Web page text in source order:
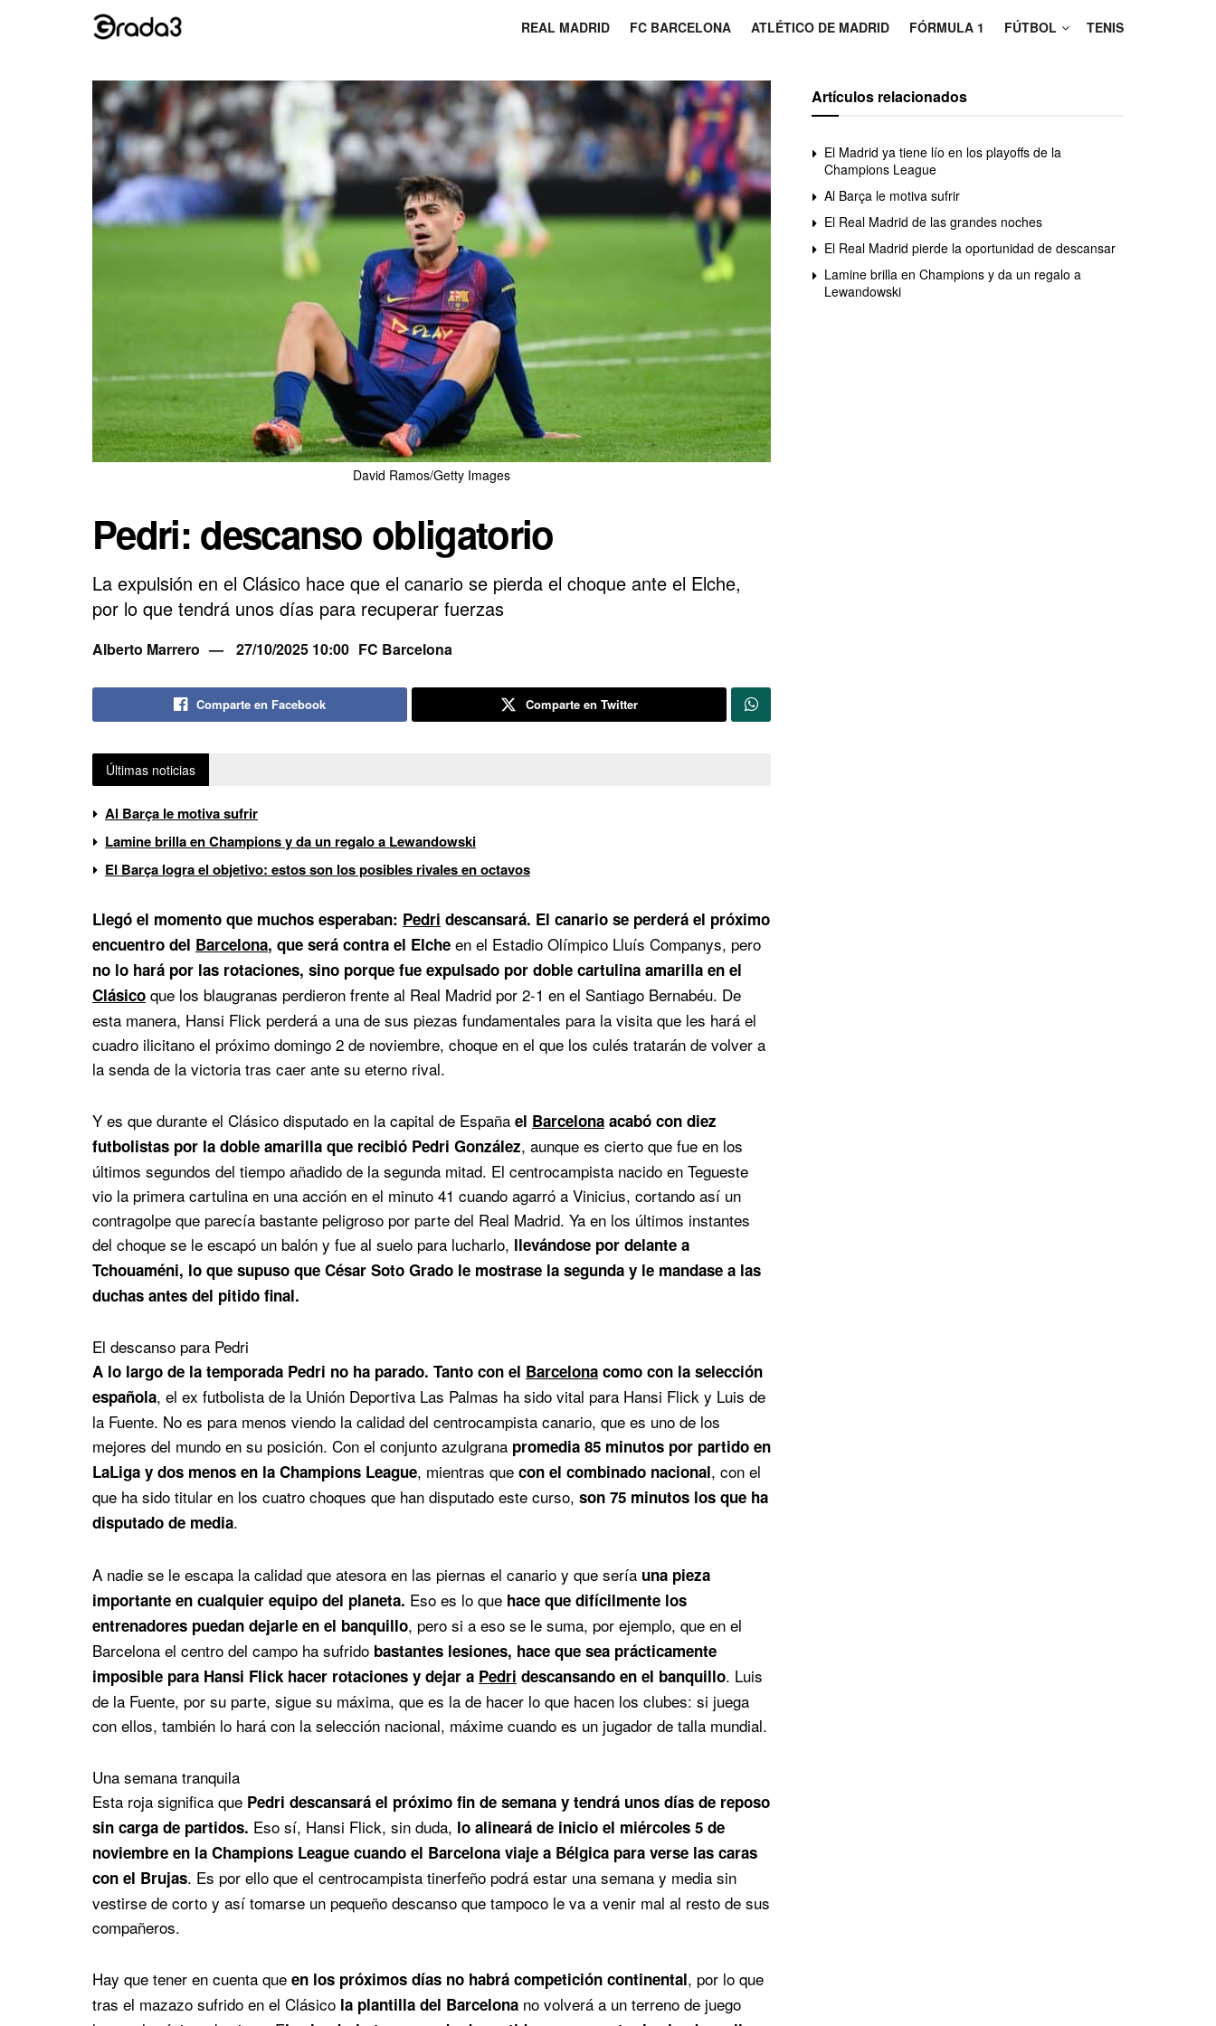
REAL MADRID FC BARCELONA ATLÉTICO DE MADRID FÓRMULA 1 FÚTBOL TENIS
David Ramos/Getty Images
Pedri: descanso obligatorio
La expulsión en el Clásico hace que el canario se pierda el choque ante el Elche,
por lo que tendrá unos días para recuperar fuerzas
Alberto Marrero 27/10/2025 10:00 FC Barcelona
Comparte en Facebook Comparte en Twitter
Últimas noticias
Al Barça le motiva sufrir
Lamine brilla en Champions y da un regalo a Lewandowski
El Barça logra el objetivo: estos son los posibles rivales en octavos
Llegó el momento que muchos esperaban: Pedri descansará. El canario se perderá el próximo
encuentro del Barcelona, que será contra el Elche en el Estadio Olímpico Lluís Companys, pero
no lo hará por las rotaciones, sino porque fue expulsado por doble cartulina amarilla en el
Clásico que los blaugranas perdieron frente al Real Madrid por 2-1 en el Santiago Bernabéu. De
esta manera, Hansi Flick perderá a una de sus piezas fundamentales para la visita que les hará el
cuadro ilicitano el próximo domingo 2 de noviembre, choque en el que los culés tratarán de volver a
la senda de la victoria tras caer ante su eterno rival.
Y es que durante el Clásico disputado en la capital de España el Barcelona acabó con diez
futbolistas por la doble amarilla que recibió Pedri González, aunque es cierto que fue en los
últimos segundos del tiempo añadido de la segunda mitad. El centrocampista nacido en Tegueste
vio la primera cartulina en una acción en el minuto 41 cuando agarró a Vinicius, cortando así un
contragolpe que parecía bastante peligroso por parte del Real Madrid. Ya en los últimos instantes
del choque se le escapó un balón y fue al suelo para lucharlo, llevándose por delante a
Tchouaméni, lo que supuso que César Soto Grado le mostrase la segunda y le mandase a las
duchas antes del pitido final.
El descanso para Pedri
A lo largo de la temporada Pedri no ha parado. Tanto con el Barcelona como con la selección
española, el ex futbolista de la Unión Deportiva Las Palmas ha sido vital para Hansi Flick y Luis de
la Fuente. No es para menos viendo la calidad del centrocampista canario, que es uno de los
mejores del mundo en su posición. Con el conjunto azulgrana promedia 85 minutos por partido en
LaLiga y dos menos en la Champions League, mientras que con el combinado nacional, con el
que ha sido titular en los cuatro choques que han disputado este curso, son 75 minutos los que ha
disputado de media.
A nadie se le escapa la calidad que atesora en las piernas el canario y que sería una pieza
importante en cualquier equipo del planeta. Eso es lo que hace que difícilmente los
entrenadores puedan dejarle en el banquillo, pero si a eso se le suma, por ejemplo, que en el
Barcelona el centro del campo ha sufrido bastantes lesiones, hace que sea prácticamente
imposible para Hansi Flick hacer rotaciones y dejar a Pedri descansando en el banquillo. Luis
de la Fuente, por su parte, sigue su máxima, que es la de hacer lo que hacen los clubes: si juega
con ellos, también lo hará con la selección nacional, máxime cuando es un jugador de talla mundial.
Una semana tranquila
Esta roja significa que Pedri descansará el próximo fin de semana y tendrá unos días de reposo
sin carga de partidos. Eso sí, Hansi Flick, sin duda, lo alineará de inicio el miércoles 5 de
noviembre en la Champions League cuando el Barcelona viaje a Bélgica para verse las caras
con el Brujas. Es por ello que el centrocampista tinerfeño podrá estar una semana y media sin
vestirse de corto y así tomarse un pequeño descanso que tampoco le va a venir mal al resto de sus
compañeros.
Hay que tener en cuenta que en los próximos días no habrá competición continental, por lo que
tras el mazazo sufrido en el Clásico la plantilla del Barcelona no volverá a un terreno de juego
Artículos relacionados
El Madrid ya tiene lío en los playoffs de la
Champions League
Al Barça le motiva sufrir
El Real Madrid de las grandes noches
El Real Madrid pierde la oportunidad de descansar
Lamine brilla en Champions y da un regalo a
Lewandowski